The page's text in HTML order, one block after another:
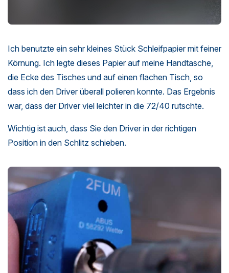
Ich benutzte ein sehr kleines Stück Schleifpapier mit feiner
Körnung. Ich legte dieses Papier auf meine Handtasche,
die Ecke des Tisches und auf einen flachen Tisch, so
dass ich den Driver überall polieren konnte. Das Ergebnis
war, dass der Driver viel leichter in die 72/40 rutschte.
Wichtig ist auch, dass Sie den Driver in der richtigen
Position in den Schlitz schieben.